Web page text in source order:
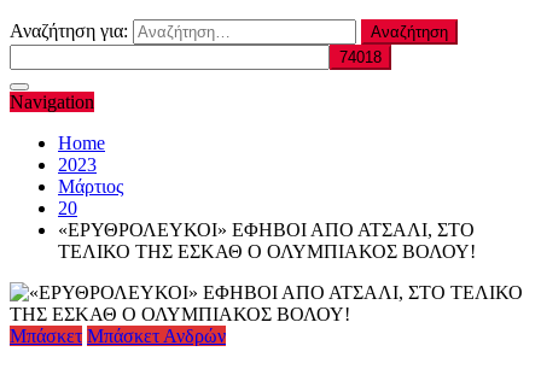
Αναζήτηση για:
Navigation
Home
2023
Μάρτιος
20
«EΡΥΘΡΟΛΕΥΚΟΙ» ΕΦΗΒΟΙ ΑΠΟ ΑΤΣΑΛΙ, ΣΤΟ
ΤΕΛΙΚΟ ΤΗΣ ΕΣΚΑΘ Ο ΟΛΥΜΠΙΑΚΟΣ ΒΟΛΟΥ!
Μπάσκετ Μπάσκετ Ανδρών